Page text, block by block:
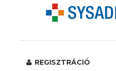
REGISZTRÁCIÓ